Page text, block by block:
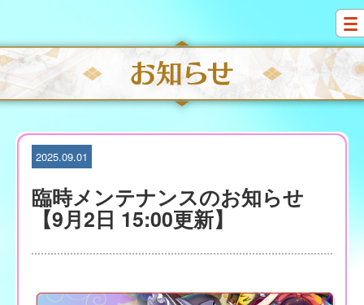
i
p
t
o
c
2025.09.01
臨時メンテナンスのお知らせ
【9月2日 15:00更新】